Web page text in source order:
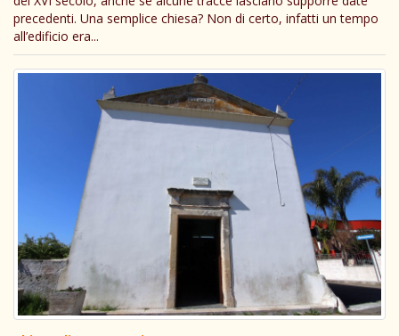
precedenti. Una semplice chiesa? Non di certo, infatti un tempo
all’edificio era...